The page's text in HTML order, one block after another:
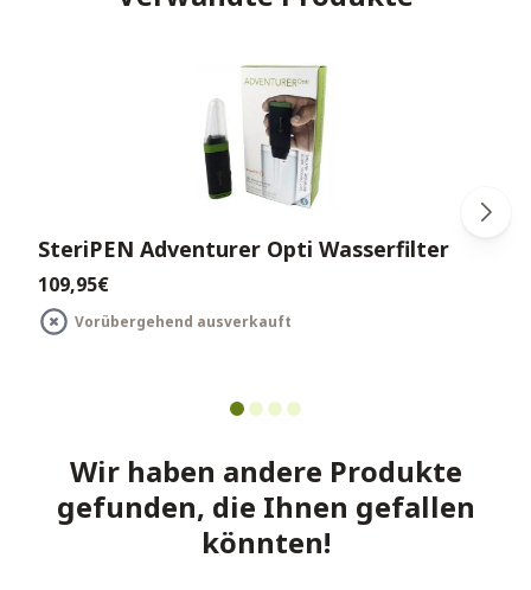
SteriPEN Adventurer Opti Wasserfilter
109,95€
Vorübergehend ausverkauft
Wir haben andere Produkte
gefunden, die Ihnen gefallen
könnten!